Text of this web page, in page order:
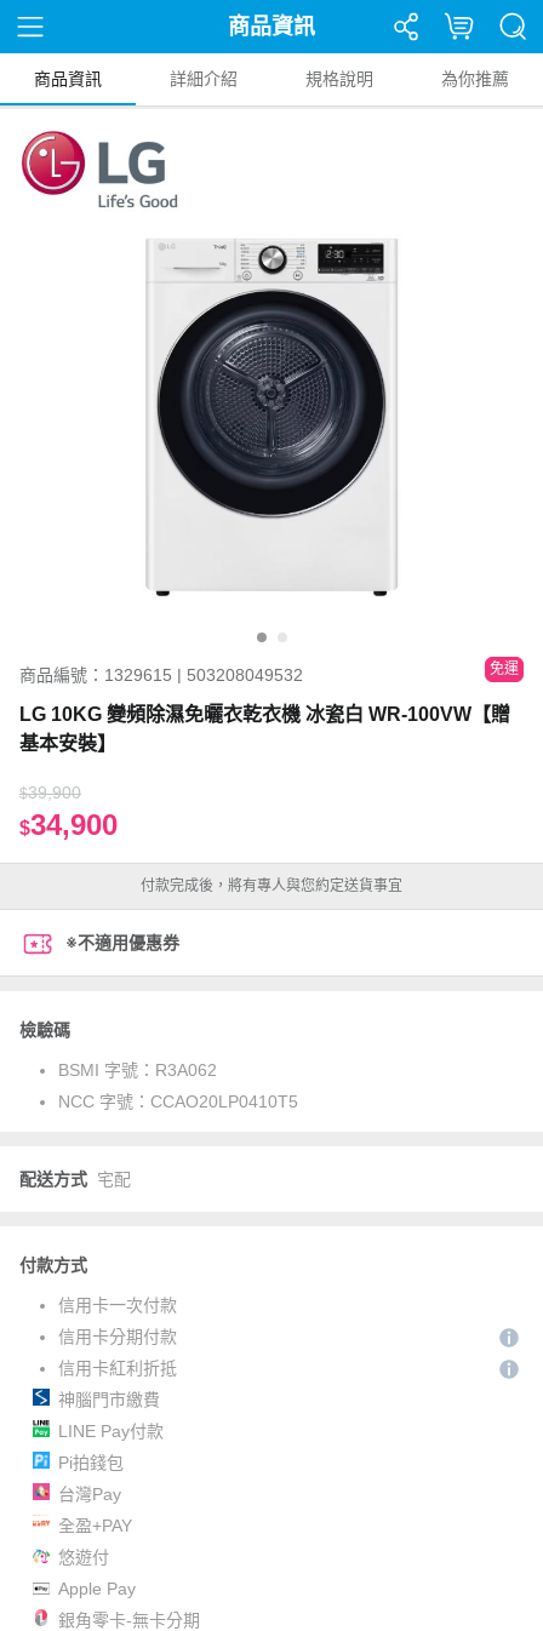
商品資訊
商品資訊 詳細介紹 規格說明 為你推薦
商品編號：1329615 | 503208049532 免運
LG 10KG 變頻除濕免曬衣乾衣機 冰瓷白 WR-100VW【贈
基本安裝】
$39,900
$34,900
付款完成後，將有專人與您約定送貨事宜
※不適用優惠券
檢驗碼
BSMI 字號： R3A062
NCC 字號： CCAO20LP0410T5
配送方式 宅配
付款方式
信用卡一次付款
信用卡分期付款
信用卡紅利折抵
神腦門市繳費
LINE Pay付款
Pi拍錢包
台灣Pay
全盈+PAY
悠遊付
Apple Pay
銀角零卡-無卡分期